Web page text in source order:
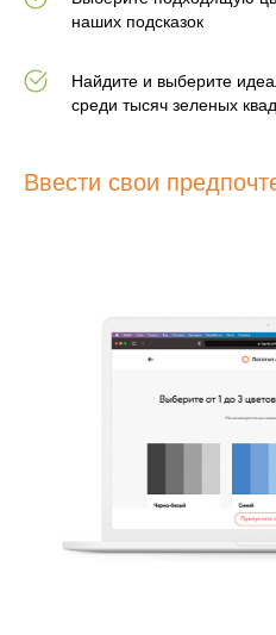
наших подсказок
Найдите и выберите
среди тысяч зеленых
Ввести свои